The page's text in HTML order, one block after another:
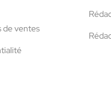
de ventes